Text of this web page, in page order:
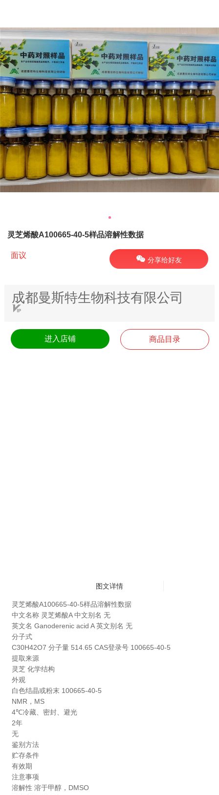
灵芝烯酸A100665-40-5样品溶解性数据
面议
分享给好友
成都曼斯特生物科技有限公司
进入店铺 商品目录
图文详情
灵芝烯酸A100665-40-5样品溶解性数据
中文名称 灵芝烯酸A 中文别名 无
英文名 Ganoderenic acid A 英文别名 无
分子式
C30H42O7 分子量 514.65 CAS登录号 100665-40-5
提取来源
灵芝 化学结构
外观
白色结晶或粉末 100665-40-5
NMR，MS
4℃冷藏、密封、避光
2年
无
鉴别方法
贮存条件
有效期
注意事项
溶解性 溶于甲醇，DMSO